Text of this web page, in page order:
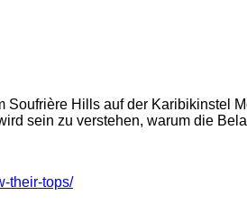
Hills auf der Karibikinstel
sein zu verstehen, warum die
their-tops/